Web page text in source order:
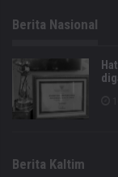
Berita Nasional
Berita Kaltim